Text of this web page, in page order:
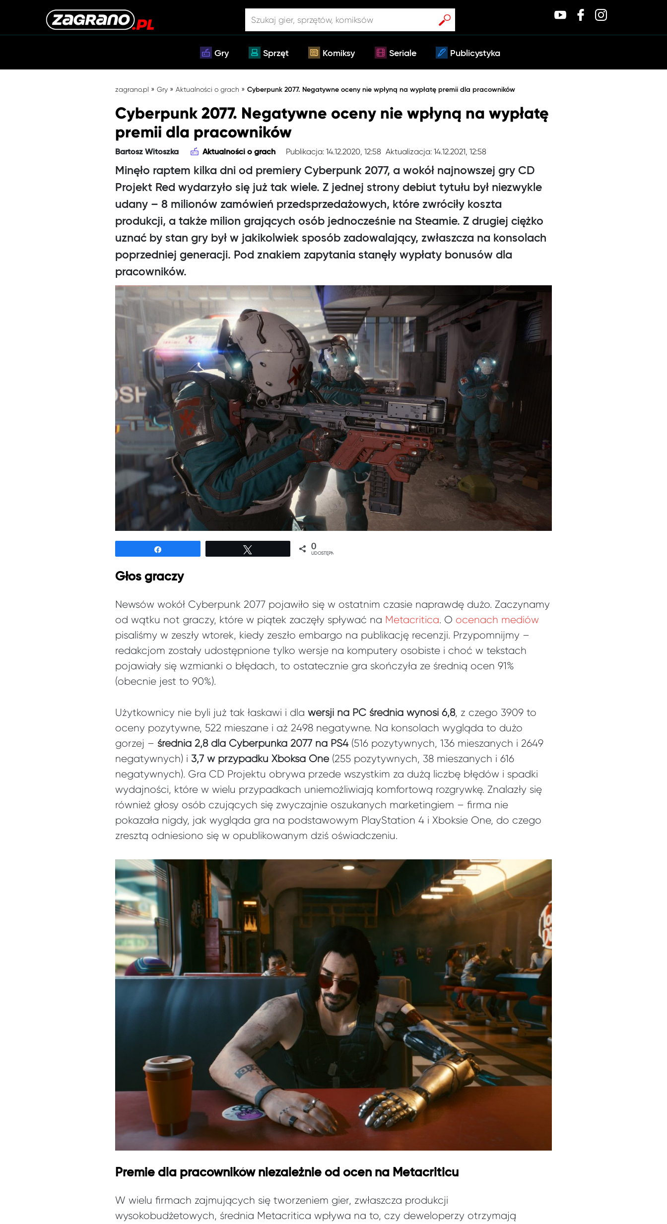
Gry Sprzęt Komiksy Seriale Publicystyka
zagrano.pl » Gry » Aktualności o grach » Cyberpunk 2077. Negatywne oceny nie wpłyną na wypłatę premii dla pracowników
Cyberpunk 2077. Negatywne oceny nie wpłyną na wypłatę
premii dla pracowników
Bartosz Witoszka Aktualności o grach Publikacja: 14.12.2020, 12:58 Aktualizacja: 14.12.2021, 12:58
Minęło raptem kilka dni od premiery Cyberpunk 2077, a wokół najnowszej gry CD
Projekt Red wydarzyło się już tak wiele. Z jednej strony debiut tytułu był niezwykle
udany – 8 milionów zamówień przedsprzedażowych, które zwróciły koszta
produkcji, a także milion grających osób jednocześnie na Steamie. Z drugiej ciężko
uznać by stan gry był w jakikolwiek sposób zadowalający, zwłaszcza na konsolach
poprzedniej generacji. Pod znakiem zapytania stanęły wypłaty bonusów dla
pracowników.
0
UDOSTĘPNIEŃ
Głos graczy
Newsów wokół Cyberpunk 2077 pojawiło się w ostatnim czasie naprawdę dużo. Zaczynamy
od wątku not graczy, które w piątek zaczęły spływać na Metacritica. O ocenach mediów
pisaliśmy w zeszły wtorek, kiedy zeszło embargo na publikację recenzji. Przypomnijmy –
redakcjom zostały udostępnione tylko wersje na komputery osobiste i choć w tekstach
pojawiały się wzmianki o błędach, to ostatecznie gra skończyła ze średnią ocen 91%
(obecnie jest to 90%).
Użytkownicy nie byli już tak łaskawi i dla wersji na PC średnia wynosi 6,8, z czego 3909 to
oceny pozytywne, 522 mieszane i aż 2498 negatywne. Na konsolach wygląda to dużo
gorzej – średnia 2,8 dla Cyberpunka 2077 na PS4(516 pozytywnych, 136 mieszanych i 2649
negatywnych) i 3,7 w przypadku Xboksa One(255 pozytywnych, 38 mieszanych i 616
negatywnych). Gra CD Projektu obrywa przede wszystkim za dużą liczbę błędów i spadki
wydajności, które w wielu przypadkach uniemożliwiają komfortową rozgrywkę. Znalazły się
również głosy osób czujących się zwyczajnie oszukanych marketingiem – firma nie
pokazała nigdy, jak wygląda gra na podstawowym PlayStation 4 i Xboksie One, do czego
zresztą odniesiono się w opublikowanym dziś oświadczeniu.
Premie dla pracowników niezależnie od ocen na Metacriticu
W wielu firmach zajmujących się tworzeniem gier, zwłaszcza produkcji
wysokobudżetowych, średnia Metacritica wpływa na to, czy deweloperzy otrzymają